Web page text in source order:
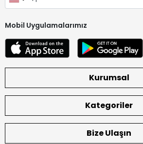
Mobil Uygulamalarımız
Kurumsal
Kategoriler
Bize Ulaşın